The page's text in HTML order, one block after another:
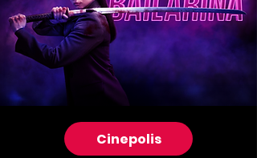
Cinepolis